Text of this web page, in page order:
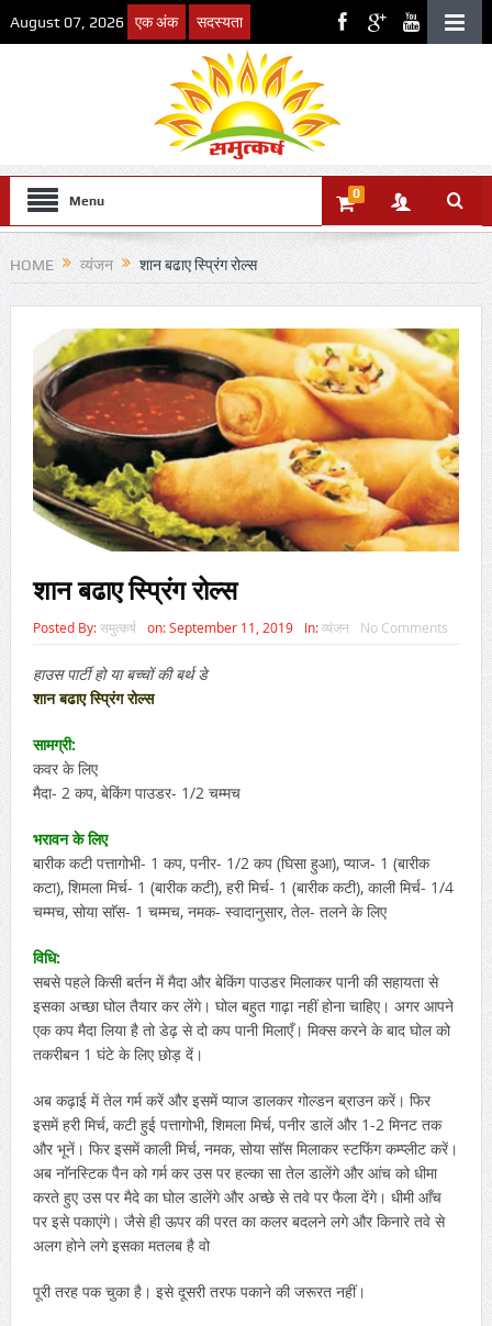
August 07, 2026 एक अंक सदस्यता
Menu 0
HOME व्यंजन शान बढाए स्प्रिंग रोल्स
शान बढाए स्प्रिंग रोल्स
Posted By:समुत्कर्ष on:September 11, 2019 In:व्यंजन No Comments
हाउस पार्टी हो या बच्चों की बर्थ डे
शान बढाए स्प्रिंग रोल्स
सामग्री:
कवर के लिए
मैदा- 2 कप, बेकिंग पाउडर- 1/2 चम्मच
भरावन के लिए
बारीक कटी पत्तागोभी- 1 कप, पनीर- 1/2 कप (घिसा हुआ), प्याज- 1 (बारीक
कटा), शिमला मिर्च- 1 (बारीक कटी), हरी मिर्च- 1 (बारीक कटी), काली मिर्च- 1/4
चम्मच, सोया साॅस- 1 चम्मच, नमक- स्वादानुसार, तेल- तलने के लिए
विधि:
सबसे पहले किसी बर्तन में मैदा और बेकिंग पाउडर मिलाकर पानी की सहायता से
इसका अच्छा घोल तैयार कर लेंगे। घोल बहुत गाढ़ा नहीं होना चाहिए। अगर आपने
एक कप मैदा लिया है तो डेढ़ से दो कप पानी मिलाएँ। मिक्स करने के बाद घोल को
तकरीबन 1 घंटे के लिए छोड़ दें।
अब कढ़ाई में तेल गर्म करें और इसमें प्याज डालकर गोल्डन ब्राउन करें। फिर
इसमें हरी मिर्च, कटी हुई पत्तागोभी, शिमला मिर्च, पनीर डालें और 1-2 मिनट तक
और भूनें। फिर इसमें काली मिर्च, नमक, सोया साॅस मिलाकर स्टफिंग कम्प्लीट करें।
अब नाॅनस्टिक पैन को गर्म कर उस पर हल्का सा तेल डालेंगे और आंच को धीमा
करते हुए उस पर मैदे का घोल डालेंगे और अच्छे से तवे पर फैला देंगे। धीमी आँच
पर इसे पकाएंगे। जैसे ही ऊपर की परत का कलर बदलने लगे और किनारे तवे से
अलग होने लगे इसका मतलब है वो
पूरी तरह पक चुका है। इसे दूसरी तरफ पकाने की जरूरत नहीं।